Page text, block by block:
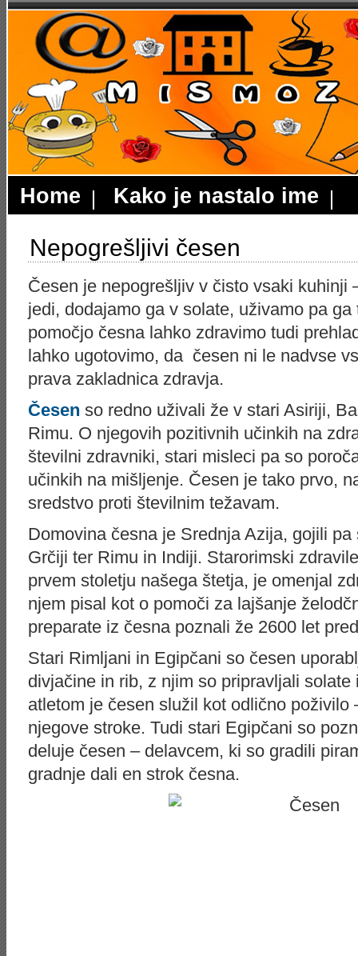
Home Kako je nastalo ime
Nepogrešljivi česen
Česen je nepogrešljiv v čisto vsaki kuhinji
jedi, dodajamo ga v solate, uživamo pa
pomočjo česna lahko zdravimo tudi
lahko ugotovimo, da česen ni le nadvse
prava zakladnica zdravja.
Česen so redno uživali že v stari Asiriji,
Rimu. O njegovih pozitivnih učinkih na
številni zdravniki, stari misleci pa so
učinkih na mišljenje. Česen je tako prvo,
sredstvo proti številnim težavam.
Domovina česna je Srednja Azija, gojili
Grčiji ter Rimu in Indiji. Starorimski
prvem stoletju našega štetja, je omenjal
njem pisal kot o pomoči za lajšanje
preparate iz česna poznali že 2600 let
Stari Rimljani in Egipčani so česen
divjačine in rib, z njim so pripravljali
atletom je česen služil kot odlično poživilo
njegove stroke. Tudi stari Egipčani so
deluje česen – delavcem, ki so gradili
gradnje dali en strok česna.